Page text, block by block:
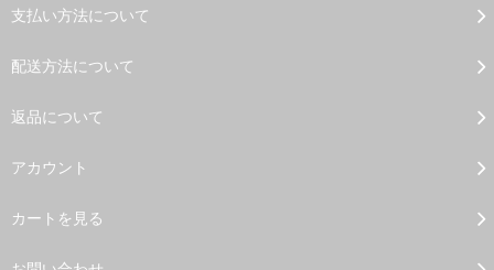
支払い方法について
配送方法について
返品について
アカウント
カートを見る